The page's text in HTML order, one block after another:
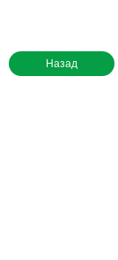
Назад